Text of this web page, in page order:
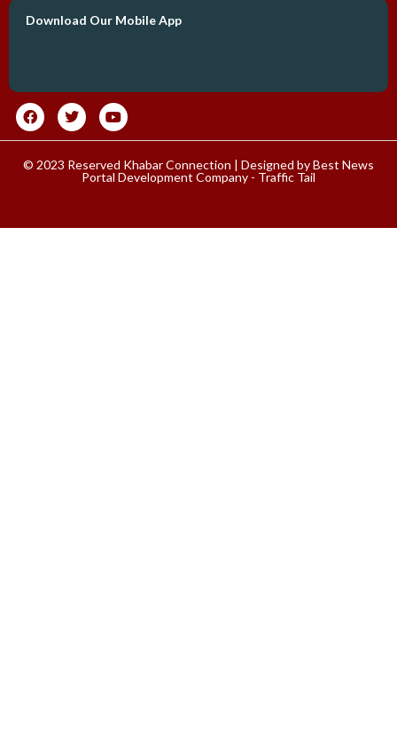
Download Our Mobile App
© 2023 Reserved Khabar Connection | Designed byBest News
Portal Development Company - Traffic Tail